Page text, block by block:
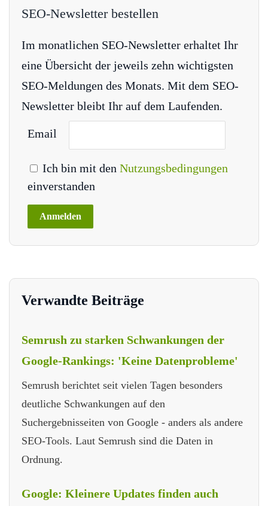
SEO-Newsletter bestellen
Im monatlichen SEO-Newsletter erhaltet Ihr
eine Übersicht der jeweils zehn wichtigsten
SEO-Meldungen des Monats. Mit dem SEO-
Newsletter bleibt Ihr auf dem Laufenden.
Email
Ich bin mit den Nutzungsbedingungen
einverstanden
Verwandte Beiträge
Semrush zu starken Schwankungen der
Google-Rankings: 'Keine Datenprobleme'
Semrush berichtet seit vielen Tagen besonders
deutliche Schwankungen auf den
Suchergebnisseiten von Google - anders als andere
SEO-Tools. Laut Semrush sind die Daten in
Ordnung.
Google: Kleinere Updates finden auch